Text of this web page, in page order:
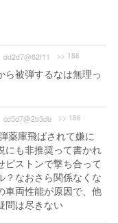
dd2d7@62f11 >> 186
ら被弾するなは無理っ
cd5d7@2b3db >> 186
薬庫飛ばされて嫌に
も非推奨って書かれ
ピストンで撃ち合って
？なおさら関係なくな
車両性能が原因で、他
問は尽きない